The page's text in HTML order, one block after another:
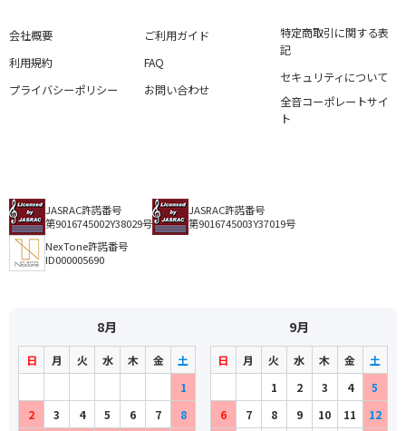
会社概要
利用規約
プライバシーポリシー
ご利用ガイド
FAQ
お問い合わせ
特定商取引に関する表
記
セキュリティについて
全音コーポレートサイ
ト
JASRAC許諾番号
第9016745002Y38029号
JASRAC許諾番号
第9016745003Y37019号
NexTone許諾番号
ID000005690
8月
日 月 火 水 木 金
土
1
2
3 4 5 6 7 8
9月
日 月 火 水 木 金
土
1
2 3 4
5
6
7 8 9 10 11 12